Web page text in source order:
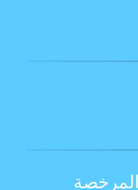
المرخصة